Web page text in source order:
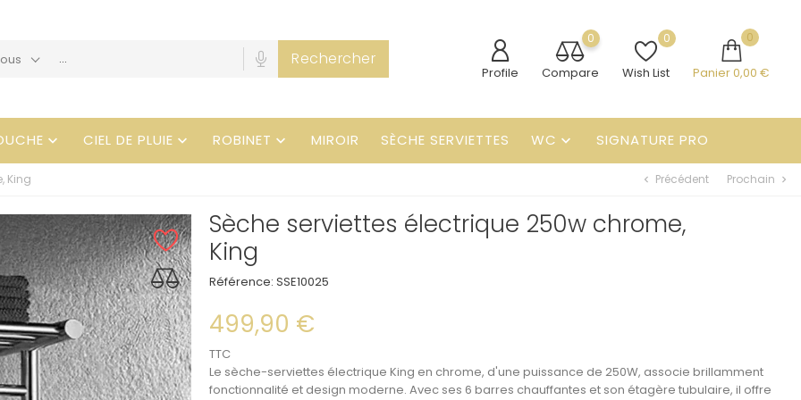
Rechercher
Profile
0
Compare
0
Wish List
0
Panier0,00 €
 CIEL DE PLUIE  ROBINET  MIROIR SÈCHE SERVIETTES WC  SIGNATURE PRO
King chevron_left Précédent Prochain chevron_right
Sèche serviettes électrique 250w chrome,
King
Référence: SSE10025
499,90 €
TTC
Le sèche-serviettes électrique King en chrome, d'une puissance de 250W, associe brillamment
fonctionnalité et design moderne. Avec ses 6 barres chauffantes et son étagère tubulaire, il offre